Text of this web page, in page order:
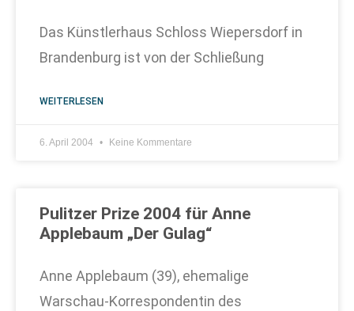
Das Künstlerhaus Schloss Wiepersdorf in
Brandenburg ist von der Schließung
WEITERLESEN
6. April 2004 Keine Kommentare
Pulitzer Prize 2004 für Anne
Applebaum „Der Gulag“
Anne Applebaum (39), ehemalige
Warschau-Korrespondentin des